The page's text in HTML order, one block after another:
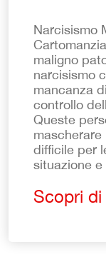
Narcisismo
maligno
narcisismo
mancanza
controllo
Queste
difficile per
situazione
Scopri di